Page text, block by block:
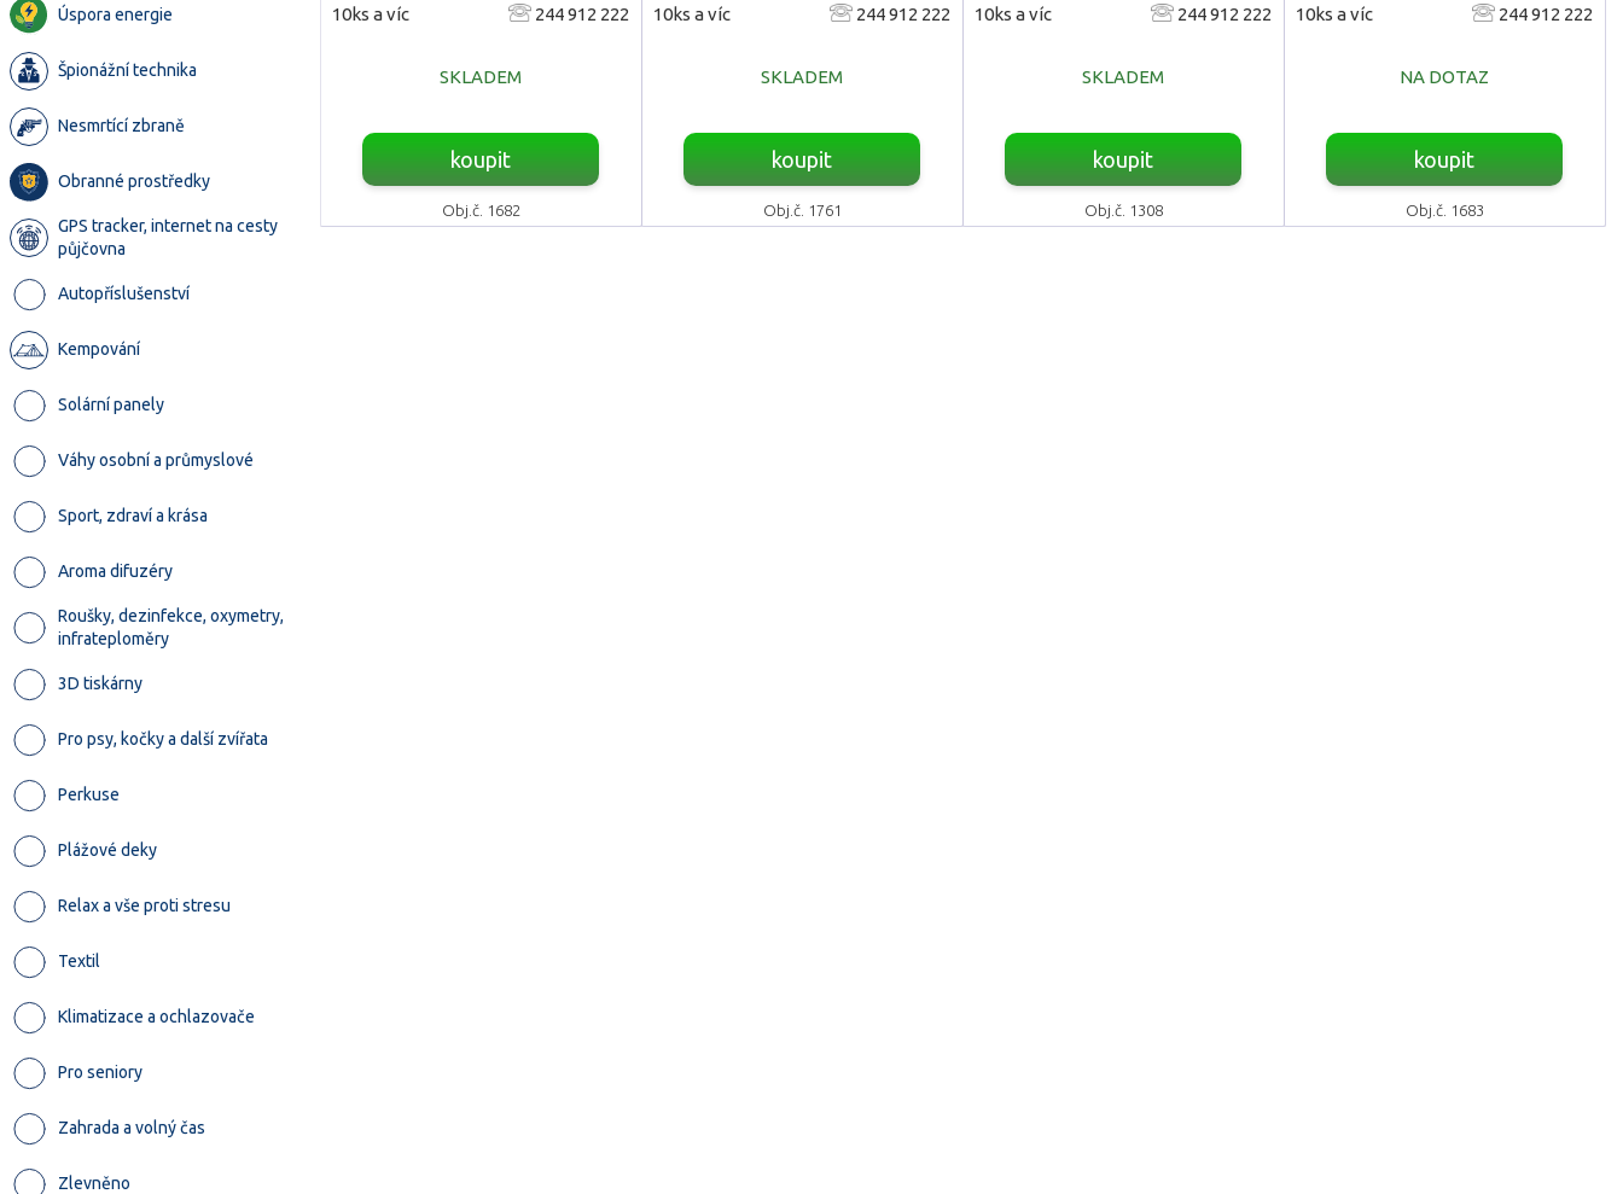
Úspora energie
Špionážní technika
Nesmrtící zbraně
Obranné prostředky
GPS tracker, internet na cesty
půjčovna
Autopříslušenství
Kempování
Solární panely
Váhy osobní a průmyslové
Sport, zdraví a krása
Aroma difuzéry
Roušky, dezinfekce, oxymetry,
infrateploměry
3D tiskárny
Pro psy, kočky a další zvířata
Perkuse
Plážové deky
Relax a vše proti stresu
Textil
Klimatizace a ochlazovače
Pro seniory
Zahrada a volný čas
Zlevněno
10ks a víc
244 912 222
SKLADEM
koupit
Obj.č. 1682
10ks a víc
244 912 222
SKLADEM
koupit
Obj.č. 1761
10ks a víc
244 912 222
SKLADEM
koupit
Obj.č. 1308
10ks a víc
244 912 222
NA DOTAZ
koupit
Obj.č. 1683